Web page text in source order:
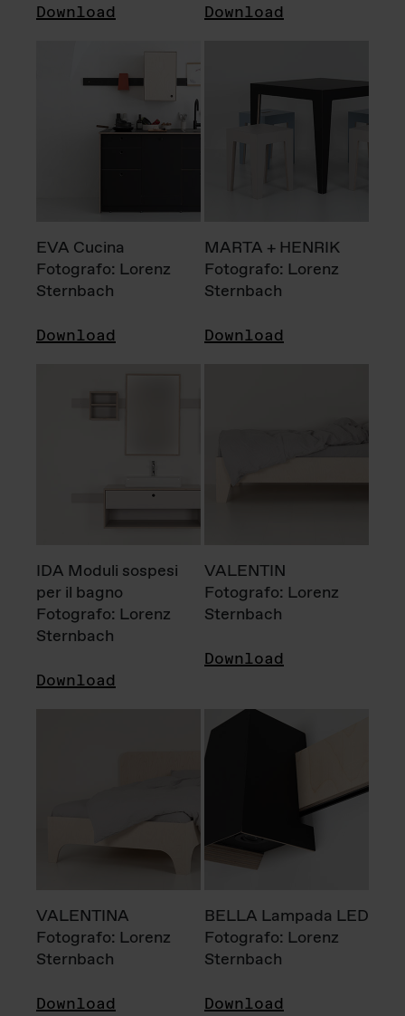
Download Download
EVA Cucina
Fotografo: Lorenz
Sternbach
Download
MARTA + HENRIK
Fotografo: Lorenz
Sternbach
Download
IDA Moduli sospesi
per il bagno
Fotografo: Lorenz
Sternbach
Download
VALENTIN
Fotografo: Lorenz
Sternbach
Download
VALENTINA
Fotografo: Lorenz
Sternbach
Download
BELLA Lampada LED
Fotografo: Lorenz
Sternbach
Download